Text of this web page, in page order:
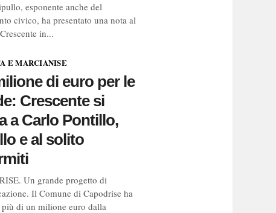
esponente anche del
civico, ha presentato una nota al
in...
E MARCIANISE
di euro per le
Crescente si
a Carlo Pontillo,
e al solito
Un grande progetto di
Il Comune di Capodrise ha
di un milione euro dalla